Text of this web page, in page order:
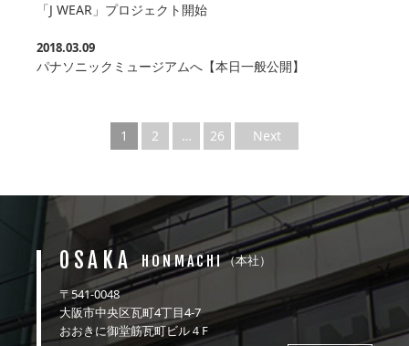
「J WEAR」プロジェクト開始
2018.03.09
パナソニックミュージアムへ【本日一般公開】
1 2 … 26 Next
OSAKA HONMACHI（本社）
〒541-0048
大阪市中央区瓦町4丁目4-7
おおきに御堂筋瓦町ビル４F